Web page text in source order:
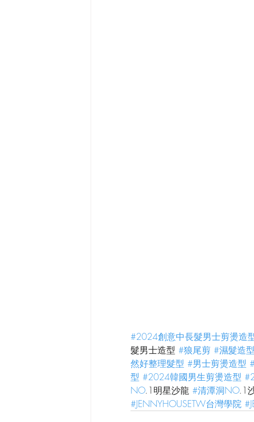
#2024創意中長髮男士剪燙造
髮男士造型 #狼尾剪 #濕髮造型
然好整理髮型 #男士剪燙造型
型 #2024韓國男生剪燙造型
NO.1明星沙龍 #清潭洞NO.1
#JENNYHOUSETW台灣學院